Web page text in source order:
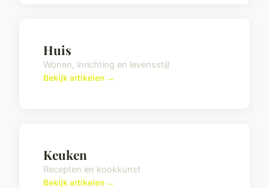
Huis
Wonen, inrichting en levensstijl
Bekijk artikelen →
Keuken
Recepten en kookkunst
Bekijk artikelen →